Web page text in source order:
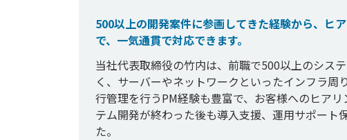
500以上の開発案件に参画してきた経験から、ヒ
で、一気通貫で対応できます。
当社代表取締役の竹内は、前職で500以上のシス
く、サーバーやネットワークといったインフラ
行管理を行うPM経験も豊富で、お客様へのヒア
テム開発が終わった後も導入支援、運用サポー
た。